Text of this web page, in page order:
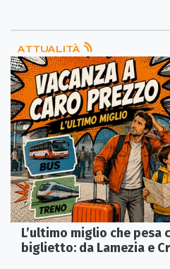
ATTUALITÀ
L’ultimo miglio che pesa
biglietto: da Lamezia e